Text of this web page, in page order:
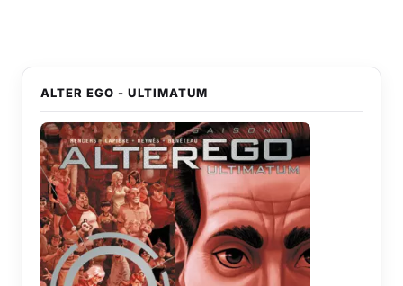
ALTER EGO - ULTIMATUM